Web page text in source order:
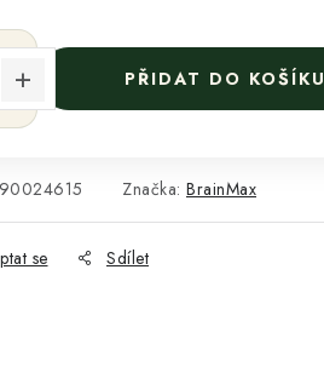
PŘIDAT DO KOŠÍKU
Značka: BrainMax
se Sdílet